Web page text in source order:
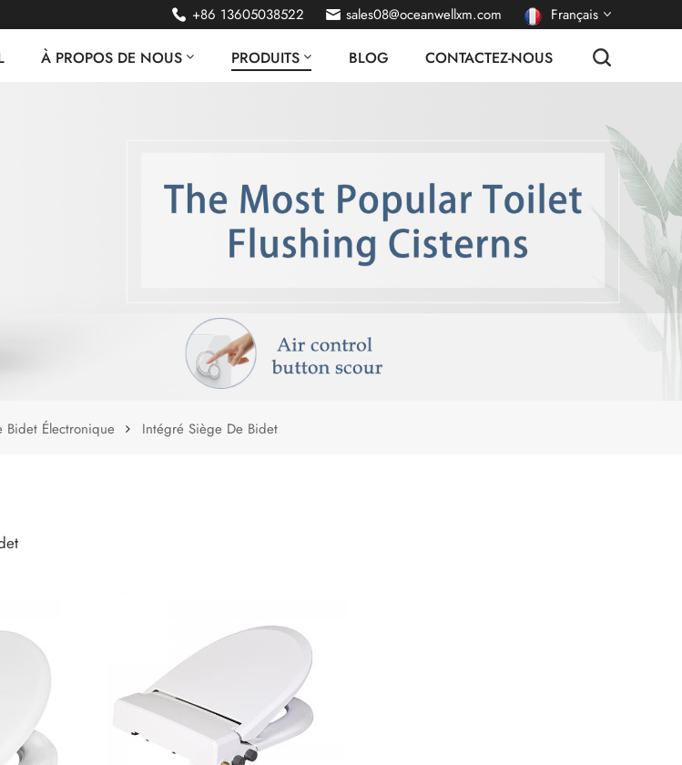
+86 13605038522 sales08@oceanwellxm.com Français
italiano
español
À PROPOS DE NOUS PRODUITS BLOG CONTACTEZ-NOUS
Bidet Électronique Intégré Siège De Bidet